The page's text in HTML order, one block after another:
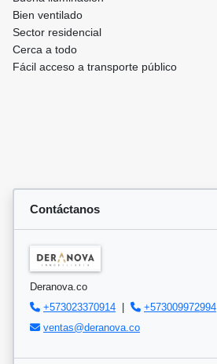
Bien ventilado
Sector residencial
Cerca a todo
Fácil acceso a transporte público
Contáctanos
Deranova.co
+573023370914 |
+573009972994
ventas@deranova.co